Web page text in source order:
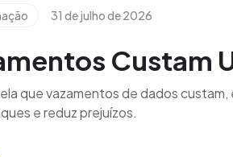
31 de julho de 2026
Custam
que vazamentos de dados custam,
e reduz prejuízos.